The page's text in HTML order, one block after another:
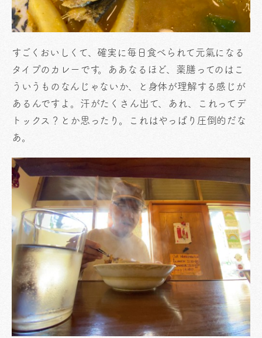
すごくおいしくて、確実に毎日食べられて元氣になる
タイプのカレーです。ああなるほど、薬膳ってのはこ
ういうものなんじゃないか、と身体が理解する感じが
あるんですよ。汗がたくさん出て、あれ、これってデ
トックス？とか思ったり。これはやっぱり圧倒的だな
あ。